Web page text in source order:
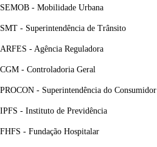
SEMOB - Mobilidade Urbana
SMT - Superintendência de Trânsito
ARFES - Agência Reguladora
CGM - Controladoria Geral
PROCON - Superintendência do Consumidor
IPFS - Instituto de Previdência
FHFS - Fundação Hospitalar